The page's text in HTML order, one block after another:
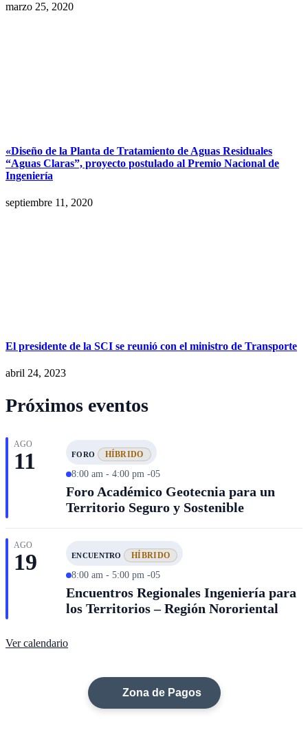
marzo 25, 2020
«Diseño de la Planta de Tratamiento de Aguas Residuales
“Aguas Claras”, proyecto postulado al Premio Nacional de
Ingeniería
septiembre 11, 2020
El presidente de la SCI se reunió con el ministro de Transporte
abril 24, 2023
Próximos eventos
AGO
11 FORO HÍBRIDO
8:00 am - 4:00 pm -05
Foro Académico Geotecnia para un
Territorio Seguro y Sostenible
AGO
19 ENCUENTRO HÍBRIDO
8:00 am - 5:00 pm -05
Encuentros Regionales Ingeniería para
los Territorios – Región Nororiental
Ver calendario
Zona de Pagos